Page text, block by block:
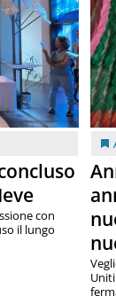
con
il lungo